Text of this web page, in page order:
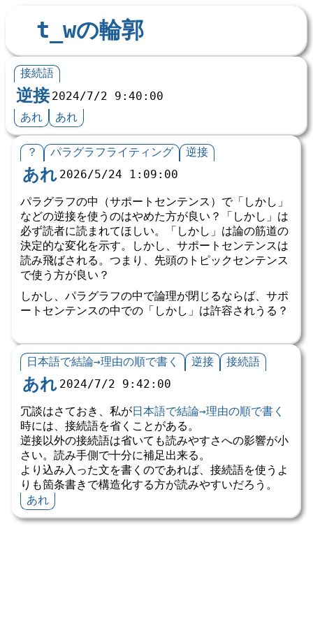
t_wの輪郭
接続語
逆接 2024/7/2 9:40:00
あれ
あれ
？ パラグラフライティング 逆接
あれ 2026/5/24 1:09:00
パラグラフの中（サポートセンテンス）で「しかし」
などの逆接を使うのはやめた方が良い？「しかし」は
必ず読者に読まれてほしい。「しかし」は論の筋道の
決定的な変化を示す。しかし、サポートセンテンスは
読み飛ばされる。つまり、先頭のトピックセンテンス
で使う方が良い？
しかし、パラグラフの中で論理が閉じるならば、サポ
ートセンテンスの中での「しかし」は許容されうる？
日本語で結論→理由の順で書く 逆接 接続語
あれ 2024/7/2 9:42:00
冗談はさておき、私が日本語で結論→理由の順で書く
時には、接続語を省くことがある。
逆接以外の接続語は省いても読みやすさへの影響が小
さい。読み手側で十分に補足出来る。
より込み入った文を書くのであれば、接続語を使うよ
りも箇条書きで構造化する方が読みやすいだろう。
あれ